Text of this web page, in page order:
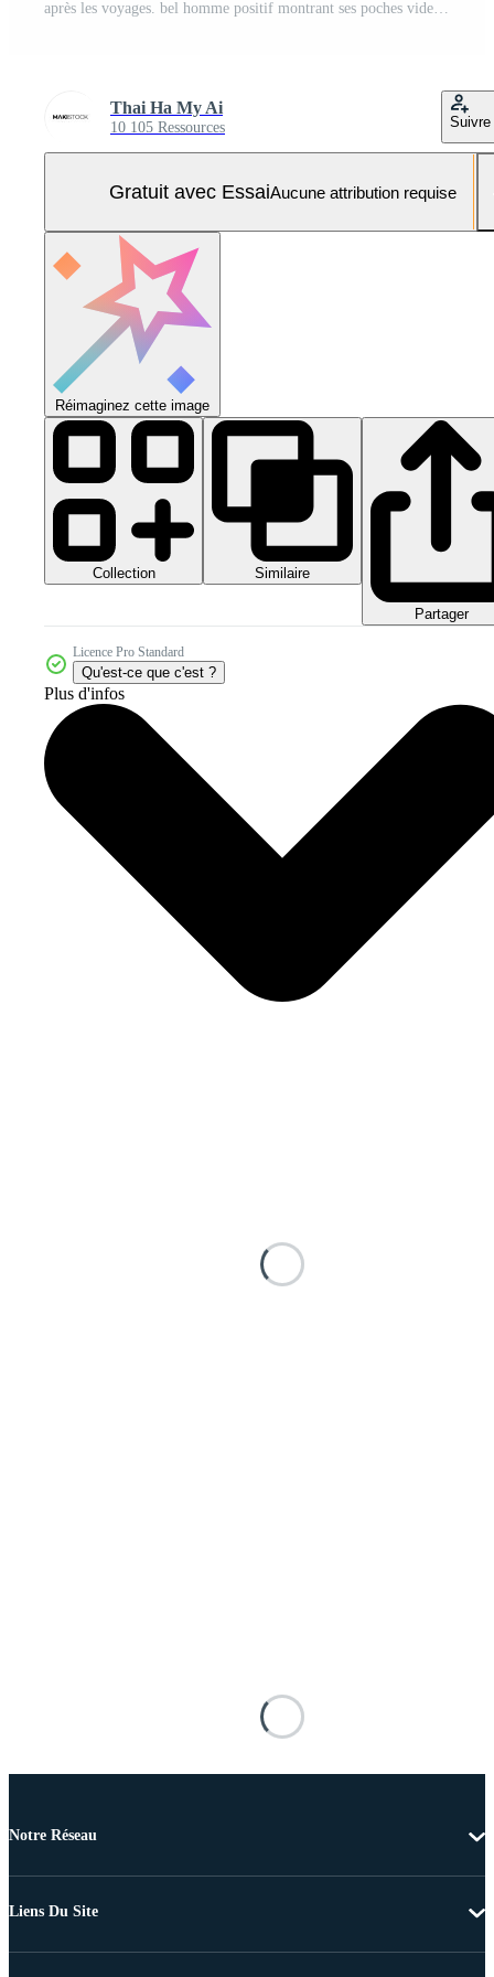
après les voyages. bel homme positif montrant ses poches vides tout en étant à court d'argent Photo Pro
Thai Ha My Ai
10 105 Ressources Suivre
Gratuit avec EssaiAucune attribution requise
Réimaginez cette image
Collection Similaire
Partager
Licence Pro Standard
Qu'est-ce que c'est ?
Plus d'infos
Notre Réseau
Liens Du Site